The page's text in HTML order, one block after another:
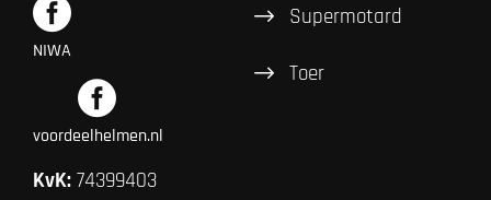
NIWA
voordeelhelmen.nl
KvK: 74399403
Supermotard
Toer